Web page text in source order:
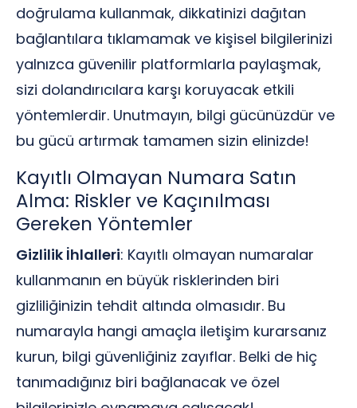
doğrulama kullanmak, dikkatinizi dağıtan
bağlantılara tıklamamak ve kişisel bilgilerinizi
yalnızca güvenilir platformlarla paylaşmak,
sizi dolandırıcılara karşı koruyacak etkili
yöntemlerdir. Unutmayın, bilgi gücünüzdür ve
bu gücü artırmak tamamen sizin elinizde!
Kayıtlı Olmayan Numara Satın
Alma: Riskler ve Kaçınılması
Gereken Yöntemler
Gizlilik İhlalleri: Kayıtlı olmayan numaralar
kullanmanın en büyük risklerinden biri
gizliliğinizin tehdit altında olmasıdır. Bu
numarayla hangi amaçla iletişim kurarsanız
kurun, bilgi güvenliğiniz zayıflar. Belki de hiç
tanımadığınız biri bağlanacak ve özel